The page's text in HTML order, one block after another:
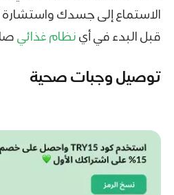
الاستماع إلى جسدك واستشارة
قبل البدء في أي نظام غذائي
توصيل وجبات صحية